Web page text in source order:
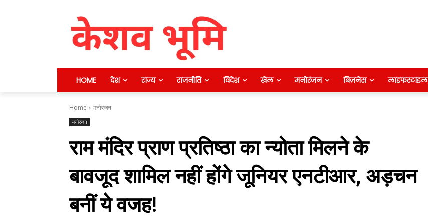
HOME देश राज्य राजनीति विदेश खेल मनोरंजन बिज़नेस लाइफस्टाइल
Home मनोरंजन
मनोरंजन
राम मंदिर प्राण प्रतिष्ठा का न्‍योता मिलने के
बावजूद शामिल नहीं होंगे जूनियर एनटीआर, अड़चन
बनीं ये वजह!